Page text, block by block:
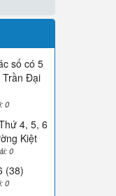
số có 5
Đại
0
4, 5, 6
Kiệt
0
(38)
0